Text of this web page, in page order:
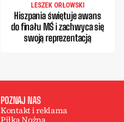
LESZEK ORŁOWSKI
Hiszpania świętuje awans
do finału MŚ i zachwyca się
swoją reprezentacją
POZNAJ NAS
Kontakt i reklama
Piłka Nożna